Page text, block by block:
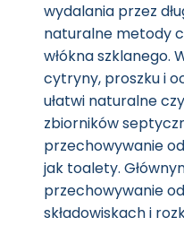
wydalania przez
naturalne metody
włókna szklanego.
cytryny, proszku i
ułatwi naturalne
zbiorników
przechowywanie
jak toalety.
przechowywanie
składowiskach i